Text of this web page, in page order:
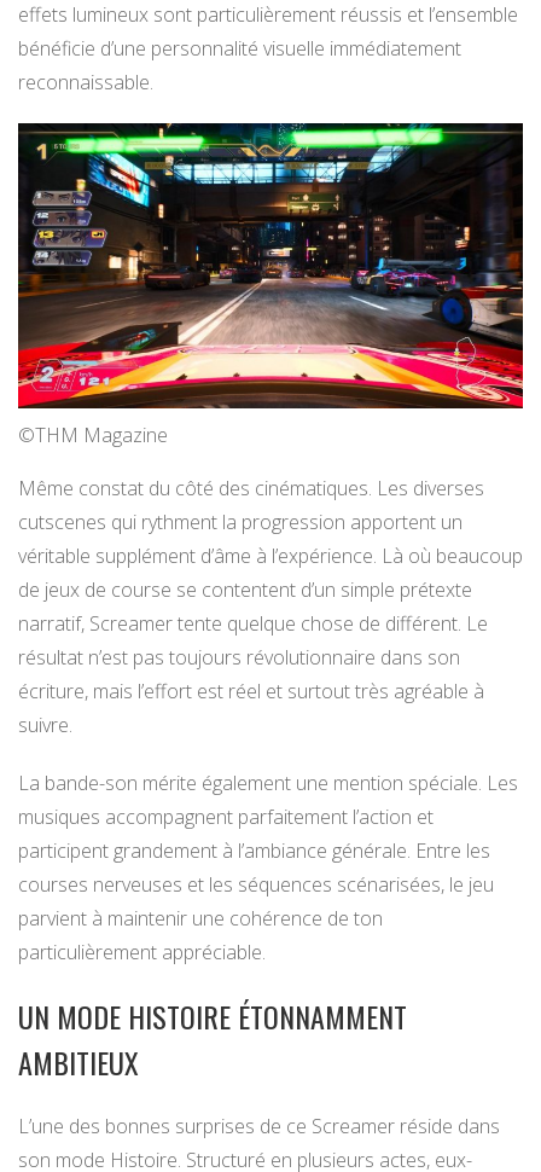
effets lumineux sont particulièrement réussis et l’ensemble
bénéficie d’une personnalité visuelle immédiatement
reconnaissable.
©THM Magazine
Même constat du côté des cinématiques. Les diverses
cutscenes qui rythment la progression apportent un
véritable supplément d’âme à l’expérience. Là où beaucoup
de jeux de course se contentent d’un simple prétexte
narratif, Screamer tente quelque chose de différent. Le
résultat n’est pas toujours révolutionnaire dans son
écriture, mais l’effort est réel et surtout très agréable à
suivre.
La bande-son mérite également une mention spéciale. Les
musiques accompagnent parfaitement l’action et
participent grandement à l’ambiance générale. Entre les
courses nerveuses et les séquences scénarisées, le jeu
parvient à maintenir une cohérence de ton
particulièrement appréciable.
UN MODE HISTOIRE ÉTONNAMMENT
AMBITIEUX
L’une des bonnes surprises de ce Screamer réside dans
son mode Histoire. Structuré en plusieurs actes, eux-